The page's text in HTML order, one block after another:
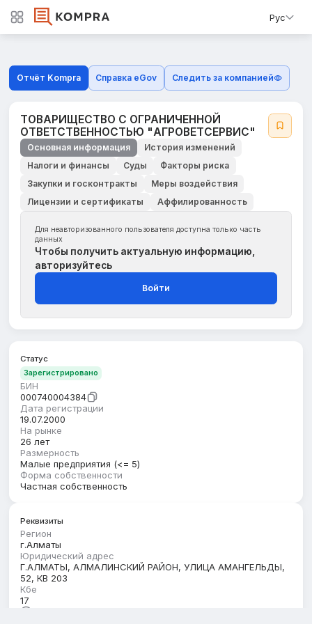
Рус
Отчёт Kompra Справка eGov Следить за компанией
ТОВАРИЩЕСТВО С ОГРАНИЧЕННОЙ
ОТВЕТСТВЕННОСТЬЮ "АГРОВЕТСЕРВИС"
Основная информация
История изменений
Налоги и финансы
Суды
Факторы риска
Закупки и госконтракты
Меры воздействия
Лицензии и сертификаты
Аффилированность
Для неавторизованного пользователя доступна только часть
данных
Чтобы получить актуальную информацию,
авторизуйтесь
Войти
Статус
Зарегистрировано
БИН
000740004384
Дата регистрации
19.07.2000
На рынке
26 лет
Размерность
Малые предприятия (<= 5)
Форма собственности
Частная собственность
Реквизиты
Регион
г.Алматы
Юридический адрес
Г.АЛМАТЫ, АЛМАЛИНСКИЙ РАЙОН, УЛИЦА АМАНГЕЛЬДЫ,
52, КВ 203
Кбе
17